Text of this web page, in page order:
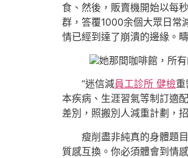
食、然後，販賣機開始以每
群，答覆1000余個大眾日常
情已經到達了崩潰的邊緣。
她那間咖啡館，所
“迷信減員工診所 健檢
本疾病、生涯習氣等制訂適
差別，照搬別人減重計劃，
瘦削盡非純真的身體題
質感互換。你必須體會到情